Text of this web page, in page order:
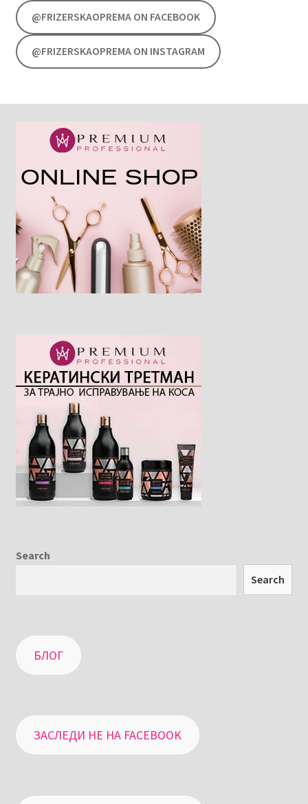
@FRIZERSKAOPREMA ON FACEBOOK
@FRIZERSKAOPREMA ON INSTAGRAM
Search
Search
БЛОГ
ЗАСЛЕДИ НЕ НА FACEBOOK